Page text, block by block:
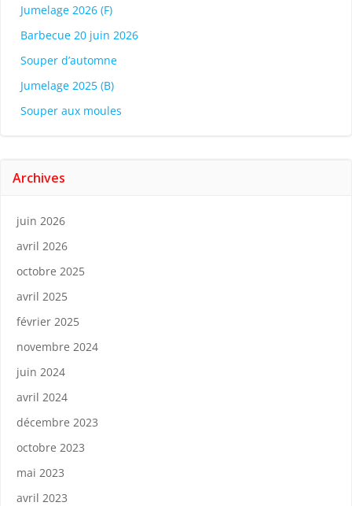
Jumelage 2026 (F)
Barbecue 20 juin 2026
Souper d’automne
Jumelage 2025 (B)
Souper aux moules
Archives
juin 2026
avril 2026
octobre 2025
avril 2025
février 2025
novembre 2024
juin 2024
avril 2024
décembre 2023
octobre 2023
mai 2023
avril 2023